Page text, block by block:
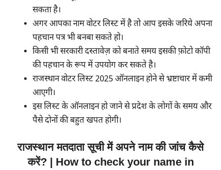
सकता है।
अगर आपका नाम वोटर लिस्ट में है तो आप इसके जरिये अपना
पहचान पत्र भी बनबा सकते हो।
किसी भी सरकारी दस्तावेज़ को बनाते समय इसकी फ़ोटो कॉपी
की पहचान के रूप में उपयोग कर सकते है।
राजस्थान वोटर लिस्ट 2025 ऑनलाइन होने से भ्रष्टाचार में कमी
आएगी।
इस लिस्ट के ऑनलाइन हो जाने से प्रदेश के लोगों के समय और
पैसे दोनों की बहुत खपत होगी।
राजस्थान मतदाता सूची में अपने नाम की जांच कैसे
करें? | How to check your name in